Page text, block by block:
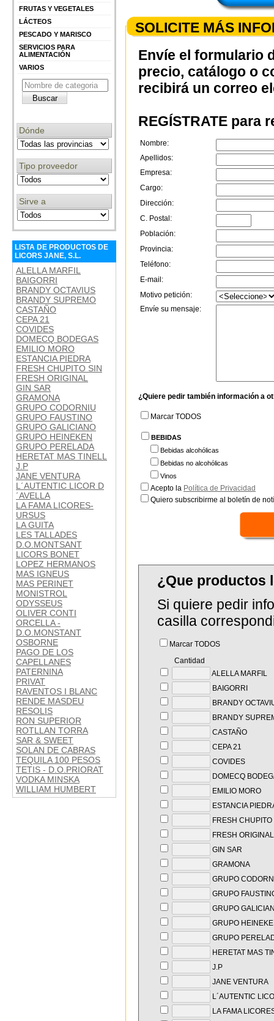
FRUTAS Y VEGETALES
LÁCTEOS
PESCADO Y MARISCO
SERVICIOS PARA
ALIMENTACIÓN
VARIOS
Dónde
Tipo proveedor
Sirve a
LISTA DE PRODUCTOS DE
LICORS JANE, S.L.
ALELLA MARFIL
BAIGORRI
BRANDY OCTAVIUS
BRANDY SUPREMO
CASTAÑO
CEPA 21
COVIDES
DOMECQ BODEGAS
EMILIO MORO
ESTANCIA PIEDRA
FRESH CHUPITO SIN
FRESH ORIGINAL
GIN SAR
GRAMONA
GRUPO CODORNIU
GRUPO FAUSTINO
GRUPO GALICIANO
GRUPO HEINEKEN
GRUPO PERELADA
HERETAT MAS TINELL
J.P
JANE VENTURA
L´AUTENTIC LICOR D
´AVELLA
LA FAMA LICORES-
URSUS
LA GUITA
LES TALLADES
D.O.MONTSANT
LICORS BONET
LOPEZ HERMANOS
MAS IGNEUS
MAS PERINET
MONISTROL
ODYSSEUS
OLIVER CONTI
ORCELLA -
D.O.MONSTANT
OSBORNE
PAGO DE LOS
CAPELLANES
PATERNINA
PRIVAT
RAVENTOS I BLANC
RENDE MASDEU
RESOLIS
RON SUPERIOR
ROTLLAN TORRA
SAR & SWEET
SOLAN DE CABRAS
TEQUILA 100 PESOS
TETIS - D.O.PRIORAT
VODKA MINSKA
WILLIAM HUMBERT
SOLICITE MÁS
Envíe el formulario
precio, catálogo o
recibirá un correo
REGÍSTRATE para
Nombre:
Apellidos:
Empresa:
Cargo:
Dirección:
C. Postal:
Población:
Provincia:
Teléfono:
E-mail:
Motivo petición:
Envíe su mensaje:
¿Quiere pedir también información a
Marcar TODOS
BEBIDAS
Bebidas alcohólicas
Bebidas no alcohólicas
Vinos
Acepto la Política de Privacidad
Quiero subscribirme al boletín de
¿Que productos
Si quiere pedir
casilla
Marcar TODOS
Cantidad
ALELLA MARFIL
BAIGORRI
BRANDY
BRANDY
CASTAÑO
CEPA 21
COVIDES
DOMECQ
EMILIO MORO
ESTANCIA
FRESH CHUPITO
FRESH ORIGINAL
GIN SAR
GRAMONA
GRUPO
GRUPO
GRUPO
GRUPO
GRUPO
HERETAT MAS
J.P
JANE VENTURA
L´AUTENTIC
LA FAMA